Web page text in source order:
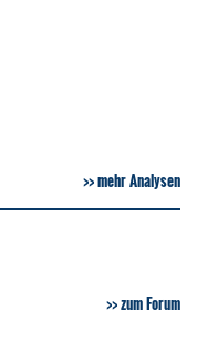
mehr Analysen
zum Forum